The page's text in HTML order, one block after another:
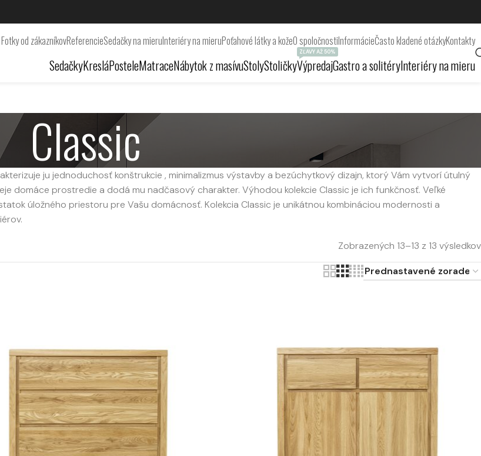
Fotky od zákazníkovReferencieSedačky na mieruInteriéry na mieruPoťahové látky a kožeO spoločnostiInformácieČasto kladené otázkyKontakty
SedačkyKresláPosteleMatraceNábytok z masívuStolyStoličkyVýpredaj
ZĽAVY AŽ 50%
Gastro a solitéryInteriéry na mieru
Classic
ju jednoduchosť konštrukcie , minimalizmus výstavby a bezúchytkový dizajn, ktorý Vám vytvorí útulný
domáce prostredie a dodá mu nadčasový charakter. Výhodou kolekcie Classic je ich funkčnosť. Veľké
úložného priestoru pre Vašu domácnosť. Kolekcia Classic je unikátnou kombináciou modernosti a
Zobrazených 13–13 z 13 výsledkov